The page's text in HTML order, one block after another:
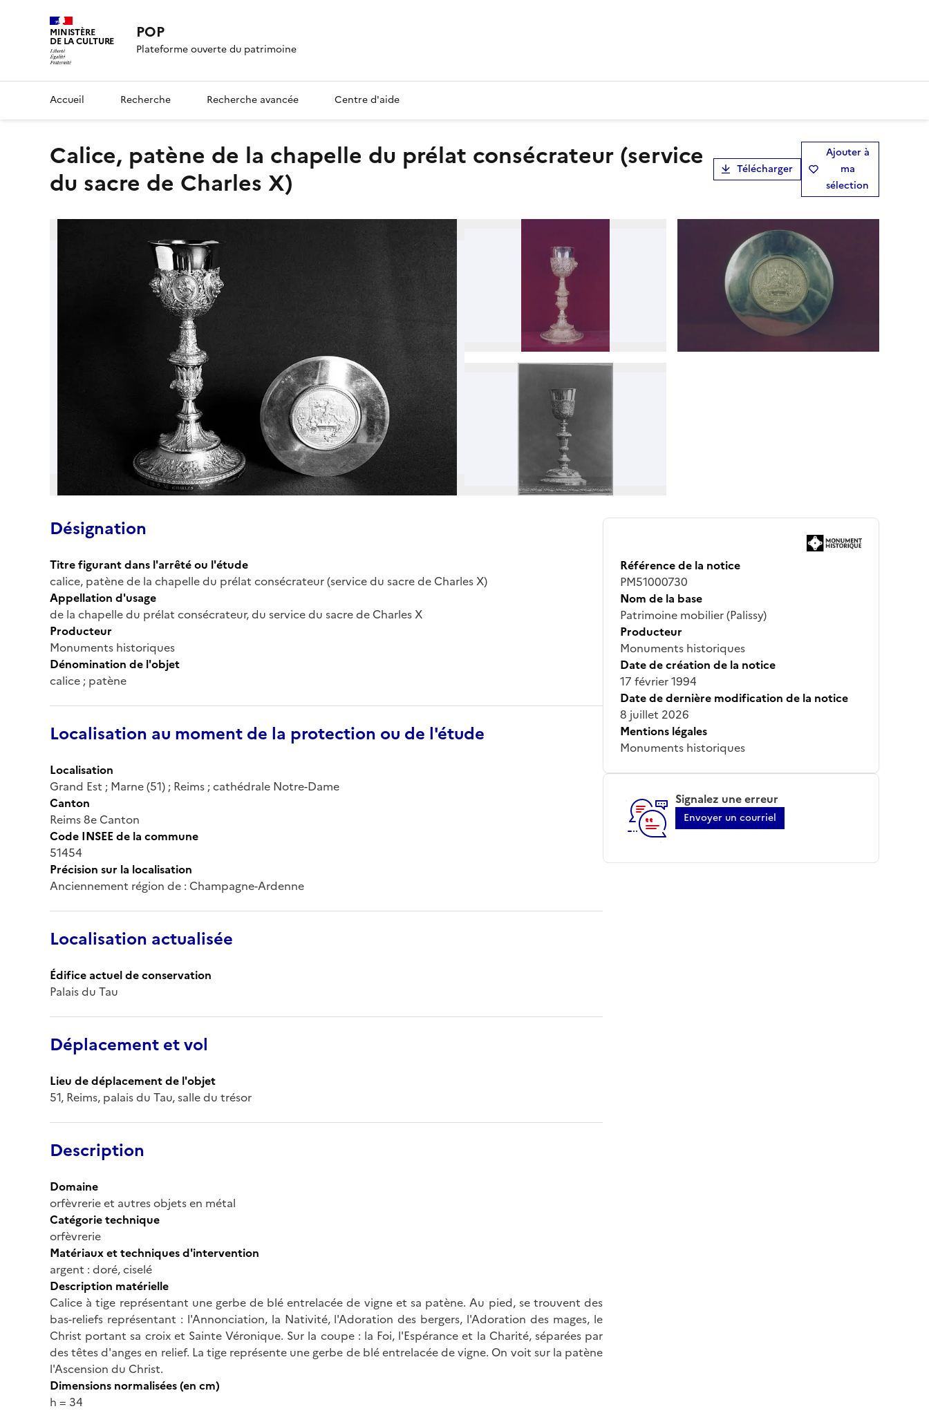
MINISTÈRE
DE LA CULTURE POP
Plateforme ouverte du patrimoine
Accueil Recherche Recherche avancée Centre d'aide
calice, patène de la chapelle du prélat consécrateur (service
du sacre de Charles X)
Télécharger
Ajouter à
ma
sélection
Désignation
Titre figurant dans l'arrêté ou l'étude
calice, patène de la chapelle du prélat consécrateur (service du sacre de Charles X)
Appellation d'usage
de la chapelle du prélat consécrateur, du service du sacre de Charles X
Producteur
Monuments historiques
Dénomination de l'objet
calice ; patène
Localisation au moment de la protection ou de l'étude
Localisation
Grand Est ; Marne (51) ; Reims ; cathédrale Notre-Dame
Canton
Reims 8e Canton
Code INSEE de la commune
51454
Précision sur la localisation
Anciennement région de : Champagne-Ardenne
Localisation actualisée
Édifice actuel de conservation
Palais du Tau
Déplacement et vol
Lieu de déplacement de l'objet
51, Reims, palais du Tau, salle du trésor
Description
Domaine
orfèvrerie et autres objets en métal
Catégorie technique
orfèvrerie
Matériaux et techniques d'intervention
argent : doré, ciselé
Description matérielle
Calice à tige représentant une gerbe de blé entrelacée de vigne et sa patène. Au pied, se trouvent des
bas-reliefs représentant : l'Annonciation, la Nativité, l'Adoration des bergers, l'Adoration des mages, le
Christ portant sa croix et Sainte Véronique. Sur la coupe : la Foi, l'Espérance et la Charité, séparées par
des têtes d'anges en relief. La tige représente une gerbe de blé entrelacée de vigne. On voit sur la patène
l'Ascension du Christ.
Dimensions normalisées (en cm)
h = 34
Référence de la notice
PM51000730
Nom de la base
Patrimoine mobilier (Palissy)
Producteur
Monuments historiques
Date de création de la notice
17 février 1994
Date de dernière modification de la notice
8 juillet 2026
Mentions légales
Monuments historiques
Signalez une erreur
Envoyer un courriel